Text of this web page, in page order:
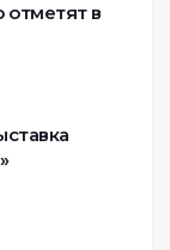
отметят в